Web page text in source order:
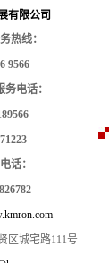
有限公司
热线：
9566
电话：
话：
区城宅路111号